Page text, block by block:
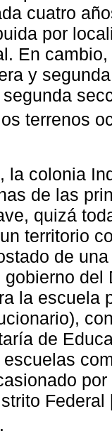
cuatro
por
En
y
terrenos
la colonia
de las
quizá
territorio
de
gobierno
la escuela
de